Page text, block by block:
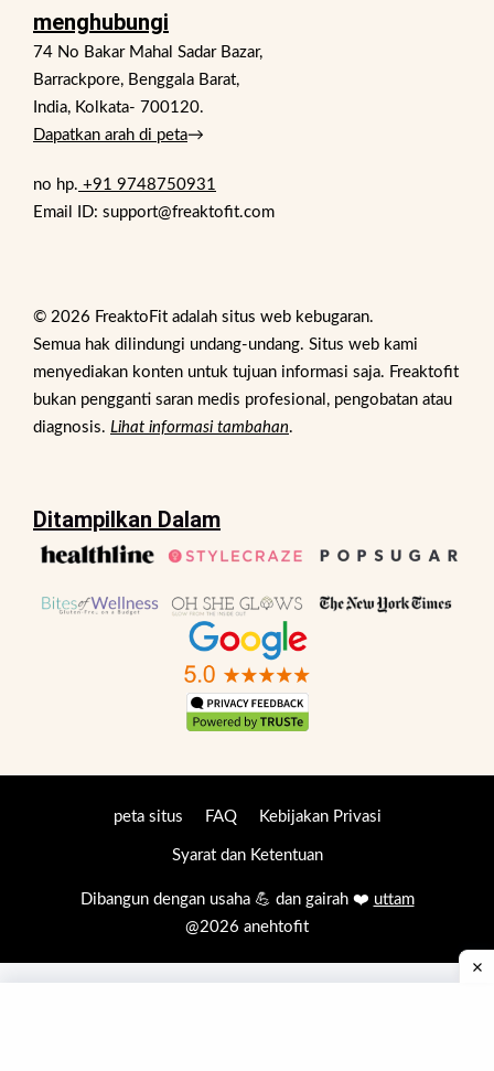
menghubungi
74 No Bakar Mahal Sadar Bazar,
Barrackpore, Benggala Barat,
India, Kolkata- 700120.
Dapatkan arah di peta→
no hp. +91 9748750931
Email ID: support@freaktofit.com
© 2026 FreaktoFit adalah situs web kebugaran.
Semua hak dilindungi undang-undang. Situs web kami
menyediakan konten untuk tujuan informasi saja. Freaktofit
bukan pengganti saran medis profesional, pengobatan atau
diagnosis. Lihat informasi tambahan.
Ditampilkan Dalam
peta situs FAQ Kebijakan Privasi
Syarat dan Ketentuan
Dibangun dengan usaha 💪 dan gairah ❤️ uttam
@2026 anehtofit